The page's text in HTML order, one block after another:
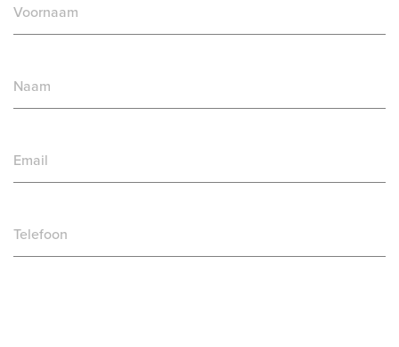
Voornaam
Naam
Email
Telefoon